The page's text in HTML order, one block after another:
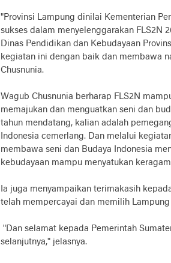
"Provinsi Lampung dinilai Kementerian
sukses dalam menyelenggarakan FLS2N
Dinas Pendidikan dan Kebudayaan
kegiatan ini dengan baik dan membawa
Chusnunia.
Wagub Chusnunia berharap FLS2N
memajukan dan menguatkan seni dan
tahun mendatang, kalian adalah
Indonesia cemerlang. Dan melalui
membawa seni dan Budaya Indonesia
kebudayaan mampu menyatukan
Ia juga menyampaikan terimakasih
telah mempercayai dan memilih
"Dan selamat kepada Pemerintah
selanjutnya," jelasnya.